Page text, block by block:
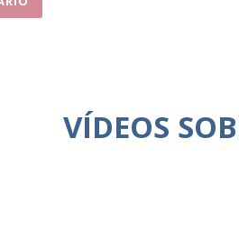
VÍDEOS